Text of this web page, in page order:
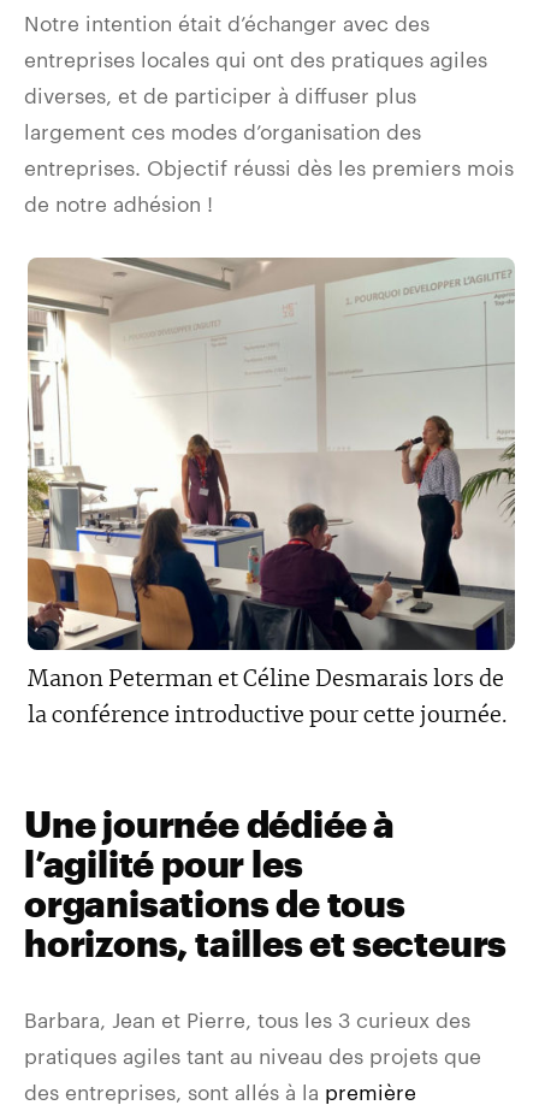
Notre intention était d’échanger avec des
entreprises locales qui ont des pratiques agiles
diverses, et de participer à diffuser plus
largement ces modes d’organisation des
entreprises. Objectif réussi dès les premiers mois
de notre adhésion !
Manon Peterman et Céline Desmarais lors de
la conférence introductive pour cette journée.
Une journée dédiée à
l’agilité pour les
organisations de tous
horizons, tailles et secteurs
Barbara, Jean et Pierre, tous les 3 curieux des
pratiques agiles tant au niveau des projets que
des entreprises, sont allés à la première